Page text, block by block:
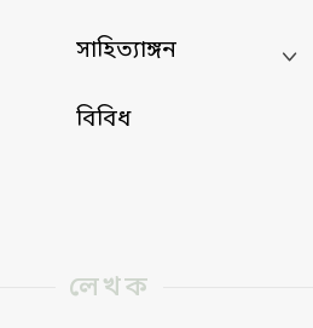
সাহিত্যাঙ্গন
বিবিধ
লেখক